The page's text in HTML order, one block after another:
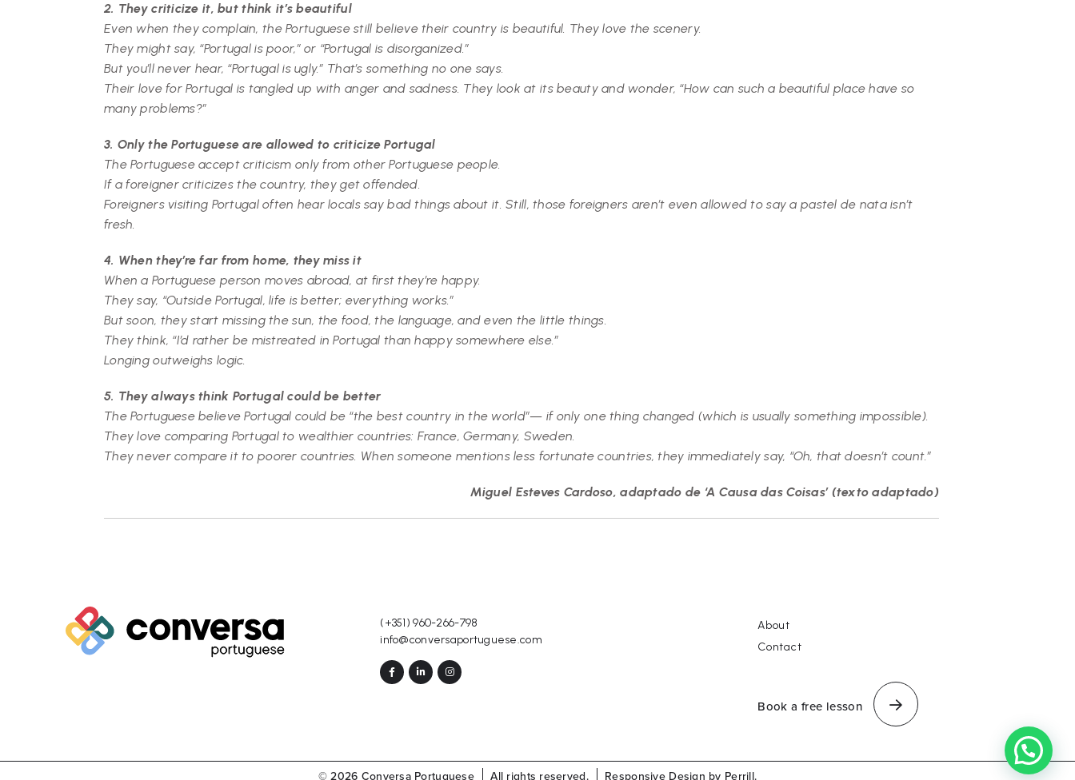
2. They criticize it, but think it’s beautiful
Even when they complain, the Portuguese still believe their country is beautiful. They love the scenery.
They might say, “Portugal is poor,” or “Portugal is disorganized.”
But you’ll never hear, “Portugal is ugly.” That’s something no one says.
Their love for Portugal is tangled up with anger and sadness. They look at its beauty and wonder, “How can such a beautiful place have so
many problems?”
3. Only the Portuguese are allowed to criticize Portugal
The Portuguese accept criticism only from other Portuguese people.
If a foreigner criticizes the country, they get offended.
Foreigners visiting Portugal often hear locals say bad things about it. Still, those foreigners aren’t even allowed to say a pastel de nata isn’t
fresh.
4. When they’re far from home, they miss it
When a Portuguese person moves abroad, at first they’re happy.
They say, “Outside Portugal, life is better; everything works.”
But soon, they start missing the sun, the food, the language, and even the little things.
They think, “I’d rather be mistreated in Portugal than happy somewhere else.”
Longing outweighs logic.
5. They always think Portugal could be better
The Portuguese believe Portugal could be “the best country in the world”— if only one thing changed (which is usually something impossible).
They love comparing Portugal to wealthier countries: France, Germany, Sweden.
They never compare it to poorer countries. When someone mentions less fortunate countries, they immediately say, “Oh, that doesn’t count.”
Miguel Esteves Cardoso, adaptado de ‘A Causa das Coisas’ (texto adaptado)
(+351) 960-266-798
info@conversaportuguese.com
About
Contact
Book a free lesson
© 2026 Conversa Portuguese All rights reserved. Responsive Design by Perrill.